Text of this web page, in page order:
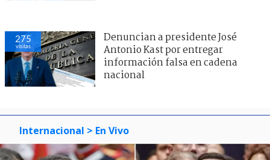
275
visitas
Denuncian a presidente José
Antonio Kast por entregar
información falsa en cadena
nacional
Internacional > En Vivo